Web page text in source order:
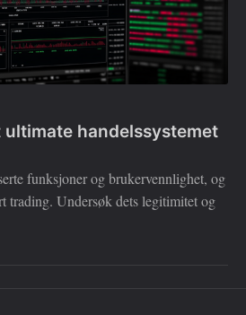
ultimate handelssystemet
funksjoner og brukervennlighet, og
trading. Undersøk dets legitimitet og